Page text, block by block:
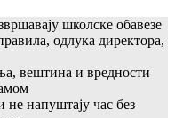
школске обавезе
одлука директора,
вештина и вредности
не напуштају час без